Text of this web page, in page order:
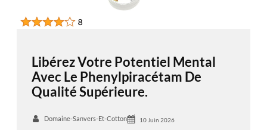
Libérez Votre Potentiel Mental
Avec Le Phenylpiracétam De
Qualité Supérieure.
Domaine-Sanvers-Et-Cotton 10 Juin 2026